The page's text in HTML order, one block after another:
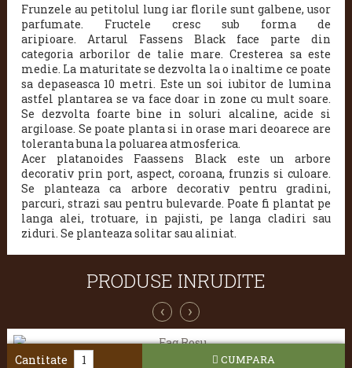
Frunzele au petitolul lung iar florile sunt galbene, usor
parfumate. Fructele cresc sub forma de
aripioare. Artarul Fassens Black face parte din
categoria arborilor de talie mare. Cresterea sa este
medie. La maturitate se dezvolta la o inaltime ce poate
sa depaseasca 10 metri. Este un soi iubitor de lumina
astfel plantarea se va face doar in zone cu mult soare.
Se dezvolta foarte bine in soluri alcaline, acide si
argiloase. Se poate planta si in orase mari deoarece are
toleranta buna la poluarea atmosferica.
Acer platanoides Faassens Black este un arbore
decorativ prin port, aspect, coroana, frunzis si culoare.
Se planteaza ca arbore decorativ pentru gradini,
parcuri, strazi sau pentru bulevarde. Poate fi plantat pe
langa alei, trotuare, in pajisti, pe langa cladiri sau
ziduri. Se planteaza solitar sau aliniat.
PRODUSE INRUDITE
‹ ›
Cantitate CUMPARA